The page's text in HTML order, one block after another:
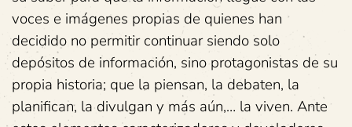
voces e imágenes propias de quienes han
decidido no permitir continuar siendo solo
depósitos de información, sino protagonistas de su
propia historia; que la piensan, la debaten, la
planifican, la divulgan y más aún,… la viven. Ante